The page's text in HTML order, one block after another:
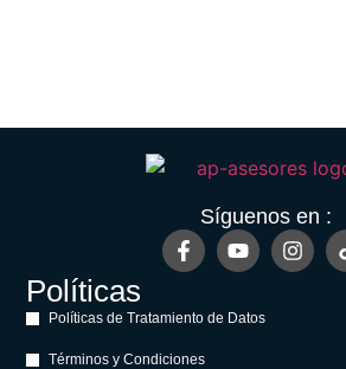
Síguenos en :
Políticas
Políticas de Tratamiento de Datos
Términos y Condiciones